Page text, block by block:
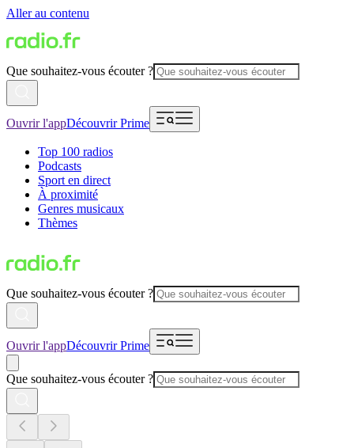
Aller au contenu
Que souhaitez-vous écouter ?
Ouvrir l'appDécouvrir Prime
Top 100 radios
Podcasts
Sport en direct
À proximité
Genres musicaux
Thèmes
Que souhaitez-vous écouter ?
Ouvrir l'appDécouvrir Prime
Que souhaitez-vous écouter ?